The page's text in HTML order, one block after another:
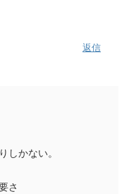
返信
しかない。
さ